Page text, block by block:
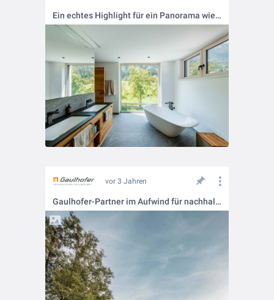
Ein echtes Highlight für ein Panorama wie gemalt!
vor 3 Jahren
Gaulhofer-Partner im Aufwind für nachhaltiges Chalet